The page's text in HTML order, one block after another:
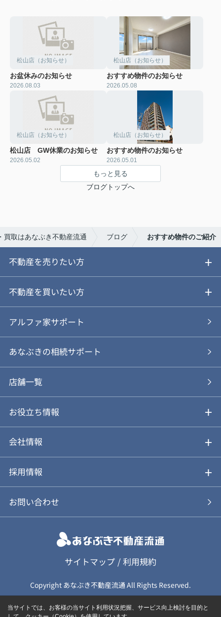
松山店（お知らせ）
お盆休みのお知らせ
2026.08.03
松山店（お知らせ）
おすすめ物件のお知らせ
2026.05.08
松山店（お知らせ）
松山店 GW休業のお知らせ
2026.05.02
松山店（お知らせ）
おすすめ物件のお知らせ
2026.05.01
もっと見る
ブログトップへ
買取はあなぶき不動産流通 ブログ おすすめ物件のご紹介
不動産を売りたい方
ご売却ガイド
ご売却の流れ
あなぶきの仲介
あなぶきの買取
仲介と買取のメリット・デメリット
動画やパンフレットで見る
不動産を買いたい方
ご購入ガイド
物件を探す
購入の流れ
購入前も後も安心サポート
お気に入り
アルファ家サポート
あなぶきの相続サポート
店舗一覧
お役立ち情報
不動産Q&A
アルファジャーナル
会社情報
会社概要
スタッフ紹介
個人情報保護方針
カスタマーハラスメント基本方針
保険募集（勧誘）方針
採用情報
新卒採用について
キャリア採用について
応募に関する個人情報取扱について
お問い合わせ
サイトマップ /利用規約
Copyright あなぶき不動産流通 All Rights Reserved.
当サイトでは、お客様の当サイト利用状況把握、サービス向上検討を目的と